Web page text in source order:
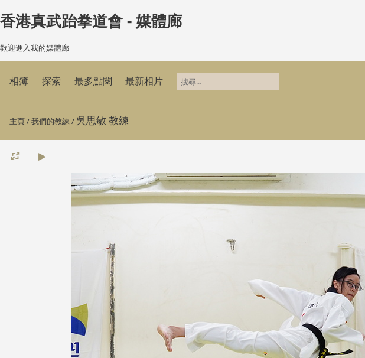
香港真武跆拳道會 - 媒體廊
歡迎進入我的媒體廊
相簿 探索 最多點閱 最新相片
主頁/我們的教練 /吳思敏 教練